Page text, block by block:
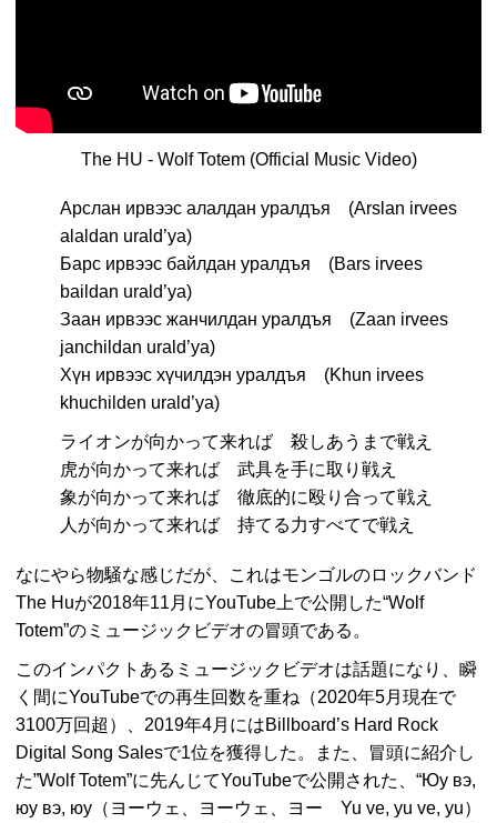
The HU - Wolf Totem (Official Music Video)
Арслан ирвээс алалдан уралдъя (Arslan irvees
alaldan urald’ya)
Барс ирвээс байлдан уралдъя (Bars irvees
baildan urald’ya)
Заан ирвээс жанчилдан уралдъя (Zaan irvees
janchildan urald’ya)
Хүн ирвээс хүчилдэн уралдъя (Khun irvees
khuchilden urald’ya)
ライオンが向かって来れば 殺しあうまで戦え
虎が向かって来れば 武具を手に取り戦え
象が向かって来れば 徹底的に殴り合って戦え
人が向かって来れば 持てる力すべてで戦え
なにやら物騒な感じだが、これはモンゴルのロックバンド
The Huが2018年11月にYouTube上で公開した“Wolf
Totem”のミュージックビデオの冒頭である。
このインパクトあるミュージックビデオは話題になり、瞬
く間にYouTubeでの再生回数を重ね（2020年5月現在で
3100万回超）、2019年4月にはBillboard’s Hard Rock
Digital Song Salesで1位を獲得した。また、冒頭に紹介し
た”Wolf Totem”に先んじてYouTubeで公開された、“Юу вэ,
юу вэ, юу（ヨーウェ、ヨーウェ、ヨー Yu ve, yu ve, yu）